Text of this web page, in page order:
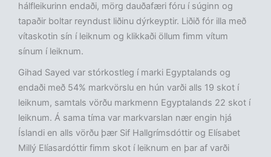
hálfleikurinn endaði, mörg dauðafæri fóru í súginn og
tapaðir boltar reyndust liðinu dýrkeyptir. Liðið fór illa með
vítaskotin sín í leiknum og klikkaði öllum fimm vítum
sínum í leiknum.
Gihad Sayed var stórkostleg í marki Egyptalands og
endaði með 54% markvörslu en hún varði alls 19 skot í
leiknum, samtals vörðu markmenn Egyptalands 22 skot í
leiknum. Á sama tíma var markvarslan nær engin hjá
Íslandi en alls vörðu þær Sif Hallgrímsdóttir og Elísabet
Millý Elíasardóttir fimm skot í leiknum en þar af varði